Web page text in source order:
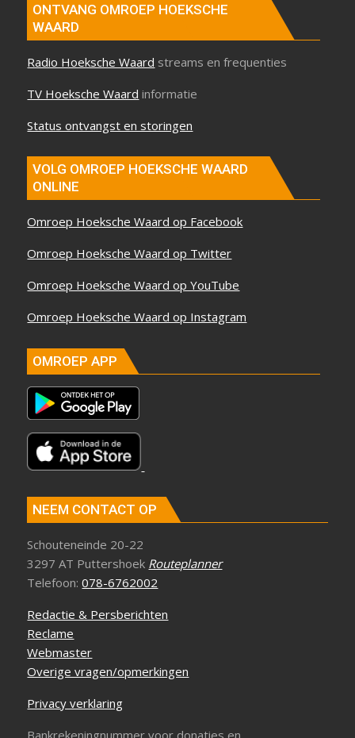
ONTVANG OMROEP HOEKSCHE
WAARD
Radio Hoeksche Waard streams en frequenties
TV Hoeksche Waard informatie
Status ontvangst en storingen
VOLG OMROEP HOEKSCHE WAARD
ONLINE
Omroep Hoeksche Waard op Facebook
Omroep Hoeksche Waard op Twitter
Omroep Hoeksche Waard op YouTube
Omroep Hoeksche Waard op Instagram
OMROEP APP
NEEM CONTACT OP
Schouteneinde 20-22
3297 AT Puttershoek Routeplanner
Telefoon:078-6762002
Redactie & Persberichten
Reclame
Webmaster
Overige vragen/opmerkingen
Privacy verklaring